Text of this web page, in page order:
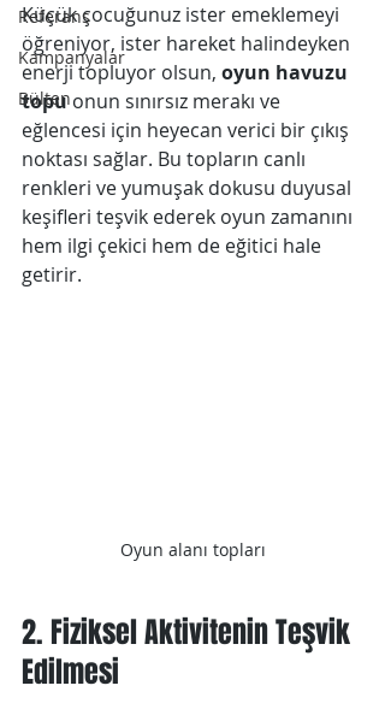
Referans
Kampanyalar
Bülten
Küçük çocuğunuz ister emeklemeyi
öğreniyor, ister hareket halindeyken
enerji topluyor olsun, oyun havuzu
topu onun sınırsız merakı ve
eğlencesi için heyecan verici bir çıkış
noktası sağlar. Bu topların canlı
renkleri ve yumuşak dokusu duyusal
keşifleri teşvik ederek oyun zamanını
hem ilgi çekici hem de eğitici hale
getirir.
Oyun alanı topları
2. Fiziksel Aktivitenin Teşvik
Edilmesi